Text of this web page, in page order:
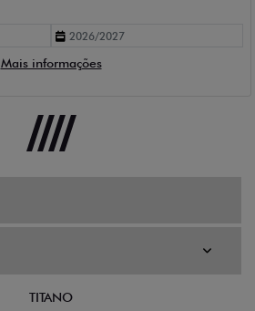
2026/2027
Mais informações
TITANO